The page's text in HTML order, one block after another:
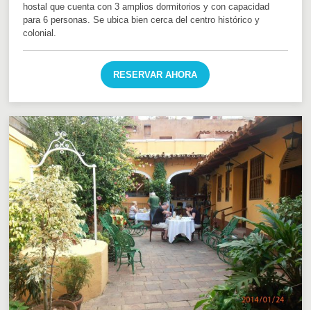
hostal que cuenta con 3 amplios dormitorios y con capacidad
para 6 personas. Se ubica bien cerca del centro histórico y
colonial.
RESERVAR AHORA